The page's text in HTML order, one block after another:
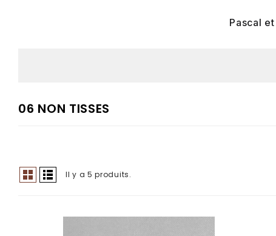
Pascal
06 NON TISSES
Il y a 5 produits.